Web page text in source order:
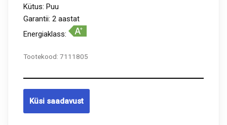
Kütus: Puu
Garantii: 2 aastat
Energiaklass:
Tootekood: 7111805
Küsi saadavust